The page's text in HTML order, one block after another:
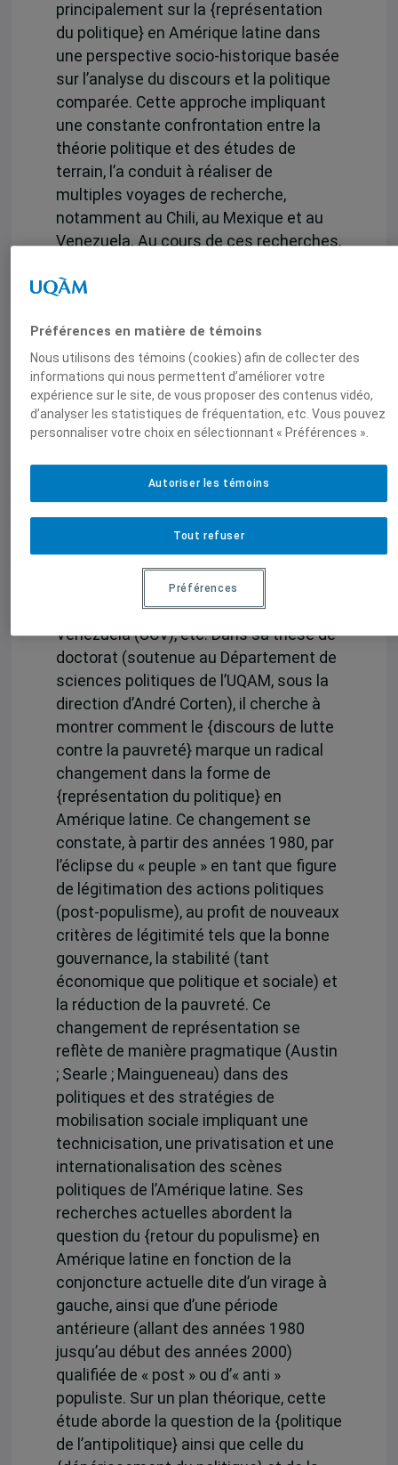
principalement sur la {représentation
du politique} en Amérique latine dans
une perspective socio-historique basée
sur l’analyse du discours et la politique
comparée. Cette approche impliquant
une constante confrontation entre la
théorie politique et des études de
terrain, l’a conduit à réaliser de
multiples voyages de recherche,
notamment au Chili, au Mexique et au
Venezuela. Au cours de ces recherches,
organisations populaires, syndicales et
de réseaux de chercheurs et
d’Université parmi lesquels on notera le
{Colegio de México, la Universidad
Autónoma Metropolitana} (UAM-
Xochimilco), le réseau des Facultés
Aires), le Conseil national de recherche
scientifique et technique d’Argentine}
(CONICET), l’Institut vénézuélien
d’études sociales et politiques
(Caracas), l’Université centrale du
Venezuela (UCV), etc. Dans sa thèse de
doctorat (soutenue au Département de
sciences politiques de l’UQAM, sous la
direction d’André Corten), il cherche à
montrer comment le {discours de lutte
contre la pauvreté} marque un radical
changement dans la forme de
{représentation du politique} en
Amérique latine. Ce changement se
constate, à partir des années 1980, par
l’éclipse du « peuple » en tant que figure
de légitimation des actions politiques
(post-populisme), au profit de nouveaux
critères de légitimité tels que la bonne
gouvernance, la stabilité (tant
économique que politique et sociale) et
la réduction de la pauvreté. Ce
changement de représentation se
reflète de manière pragmatique (Austin
; Searle ; Maingueneau) dans des
politiques et des stratégies de
mobilisation sociale impliquant une
technicisation, une privatisation et une
internationalisation des scènes
politiques de l’Amérique latine. Ses
recherches actuelles abordent la
question du {retour du populisme} en
Amérique latine en fonction de la
conjoncture actuelle dite d’un virage à
gauche, ainsi que d’une période
antérieure (allant des années 1980
jusqu’au début des années 2000)
qualifiée de « post » ou d’« anti »
populiste. Sur un plan théorique, cette
étude aborde la question de la {politique
de l’antipolitique} ainsi que celle du
Préférences en matière de témoins
Nous utilisons des témoins (cookies) afin de collecter des
informations qui nous permettent d’améliorer votre
expérience sur le site, de vous proposer des contenus vidéo,
d’analyser les statistiques de fréquentation, etc. Vous pouvez
personnaliser votre choix en sélectionnant « Préférences ».
Tout refuser
Autoriser les témoins
Préférences